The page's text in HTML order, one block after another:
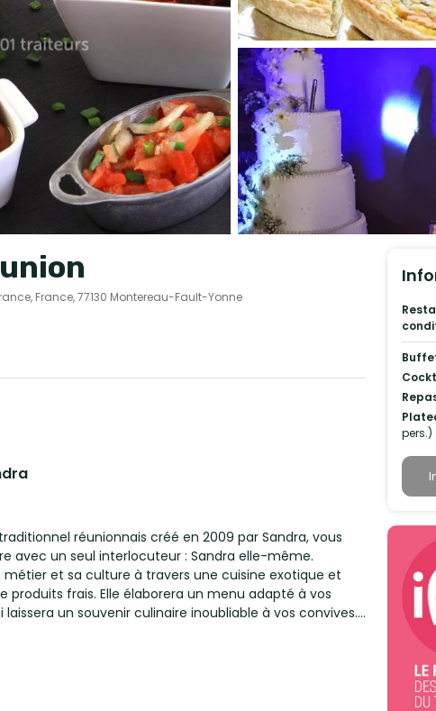
France, 77130 Montereau-Fault-Yonne
réunionnais créé en 2009 par Sandra, vous
avec un seul interlocuteur : Sandra elle-même.
métier et sa culture à travers une cuisine exotique et
produits frais. Elle élaborera un menu adapté à vos
laissera un souvenir culinaire inoubliable à vos convives.
humeur et professionnalisme. Découvrez la cuisine
le traiteur qui vous fera voyager !
pers.)